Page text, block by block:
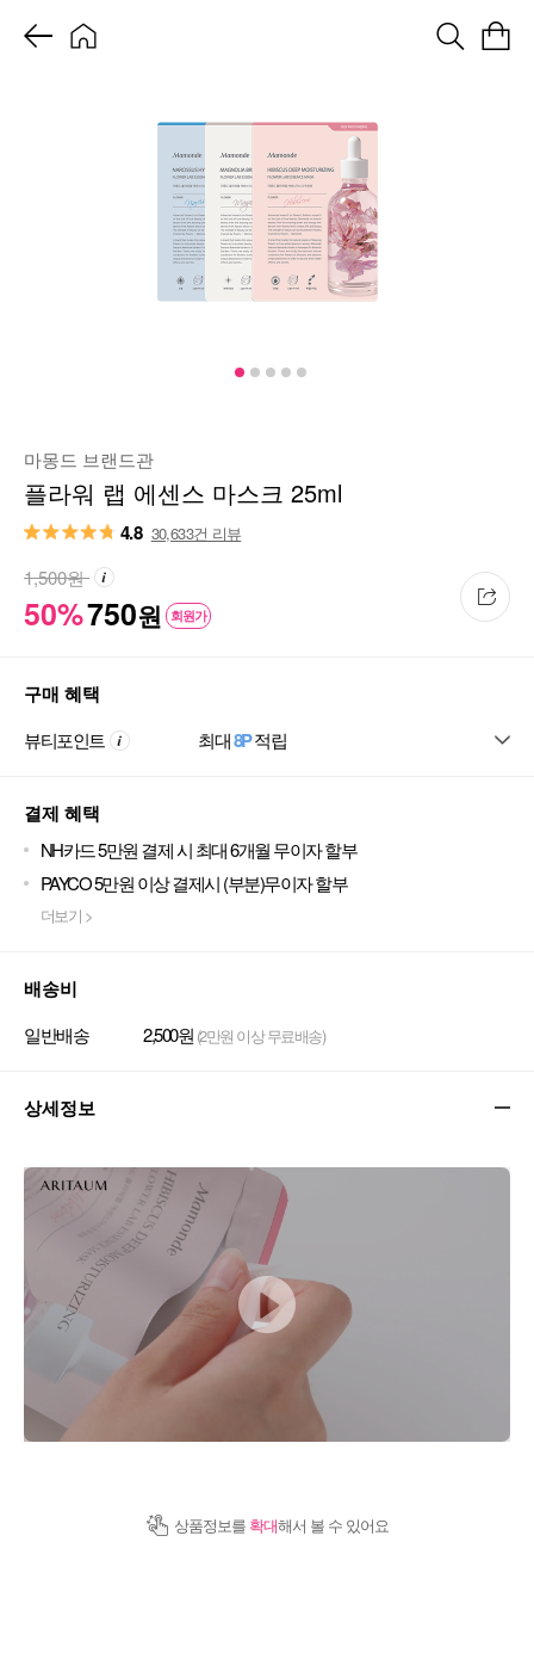
마몽드 브랜드관
플라워 랩 에센스 마스크 25ml
4.8 30,633건 리뷰
50%750원 회원가
1,500원
구매 혜택
뷰티포인트 최대8P적립
결제 혜택
NH카드 5만원 결제 시 최대 6개월 무이자 할부
PAYCO 5만원 이상 결제시 (부분)무이자 할부
더보기 >
배송비
일반배송 2,500원 (2만원 이상 무료배송)
상세정보
상품정보를 확대해서 볼 수 있어요